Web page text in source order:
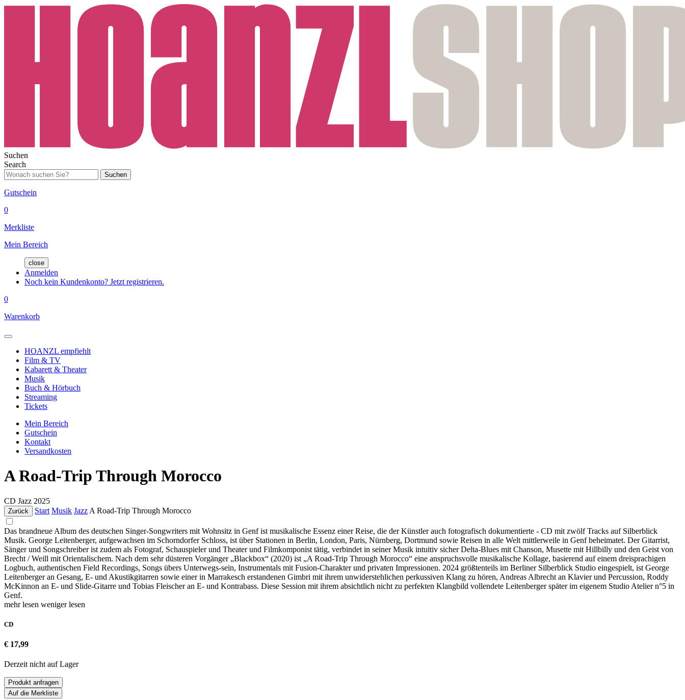
Suchen
Search
Suchen
Gutschein
0
Merkliste
Mein Bereich
close
Anmelden
Noch kein Kundenkonto? Jetzt registrieren.
0
Warenkorb
HOANZL empfiehlt
Film & TV
Kabarett & Theater
Musik
Buch & Hörbuch
Streaming
Tickets
Mein Bereich
Gutschein
Kontakt
Versandkosten
A Road-Trip Through Morocco
CD Jazz 2025
Zurück Start Musik Jazz A Road-Trip Through Morocco
Das brandneue Album des deutschen Singer-Songwriters mit Wohnsitz in Genf ist musikalische Essenz einer Reise, die der Künstler auch fotografisch dokumentierte - CD mit zwölf Tracks auf Silberblick
Musik. George Leitenberger, aufgewachsen im Schorndorfer Schloss, ist über Stationen in Berlin, London, Paris, Nürnberg, Dortmund sowie Reisen in alle Welt mittlerweile in Genf beheimatet. Der Gitarrist,
Sänger und Songschreiber ist zudem als Fotograf, Schauspieler und Theater und Filmkomponist tätig, verbindet in seiner Musik intuitiv sicher Delta-Blues mit Chanson, Musette mit Hillbilly und den Geist von
Brecht / Weill mit Orientalischem. Nach dem sehr düsteren Vorgänger „Blackbox“ (2020) ist „A Road-Trip Through Morocco“ eine anspruchsvolle musikalische Kollage, basierend auf einem dreisprachigen
Logbuch, authentischen Field Recordings, Songs übers Unterwegs-sein, Instrumentals mit Fusion-Charakter und privaten Impressionen. 2024 größtenteils im Berliner Silberblick Studio eingespielt, ist George
Leitenberger an Gesang, E- und Akustikgitarren sowie einer in Marrakesch erstandenen Gimbri mit ihrem unwiderstehlichen perkussiven Klang zu hören, Andreas Albrecht an Klavier und Percussion, Roddy
McKinnon an E- und Slide-Gitarre und Tobias Fleischer an E- und Kontrabass. Diese Session mit ihrem absichtlich nicht zu perfekten Klangbild vollendete Leitenberger später im eigenem Studio Atelier n°5 in
Genf.
mehr lesen weniger lesen
CD
€ 17,99
Derzeit nicht auf Lager
Produkt anfragen
Auf die Merkliste